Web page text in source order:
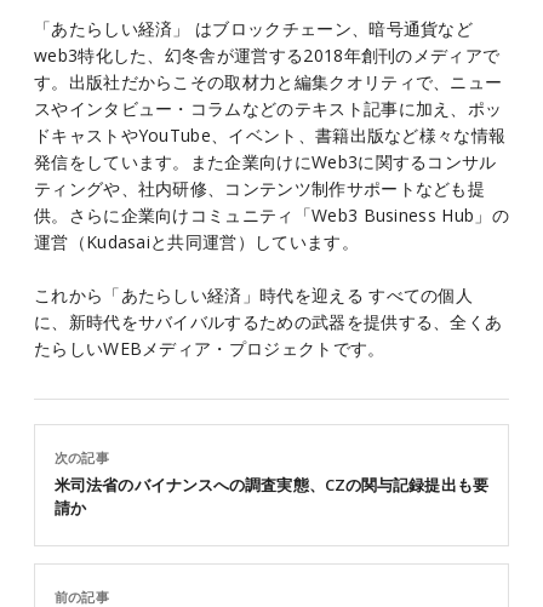
「あたらしい経済」 はブロックチェーン、暗号通貨など
web3特化した、幻冬舎が運営する2018年創刊のメディアで
す。出版社だからこその取材力と編集クオリティで、ニュー
スやインタビュー・コラムなどのテキスト記事に加え、ポッ
ドキャストやYouTube、イベント、書籍出版など様々な情報
発信をしています。また企業向けにWeb3に関するコンサル
ティングや、社内研修、コンテンツ制作サポートなども提
供。さらに企業向けコミュニティ「Web3 Business Hub」の
運営（Kudasaiと共同運営）しています。
これから「あたらしい経済」時代を迎える すべての個人
に、新時代をサバイバルするための武器を提供する、全くあ
たらしいWEBメディア・プロジェクトです。
前の記事
次の記事
米司法省のバイナンスへの調査実態、CZの関与記録提出も要
請か